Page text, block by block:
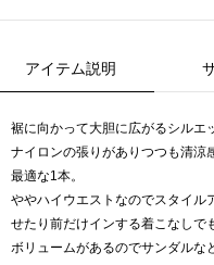
アイテム説明
裾に向かって大胆に広がるシルエ
ナイロンの張りがありつつも清涼
最適な1本。
ややハイウエストなのでスタイル
せたり前だけインする着こなしで
ボリュームがあるのでサンダルな